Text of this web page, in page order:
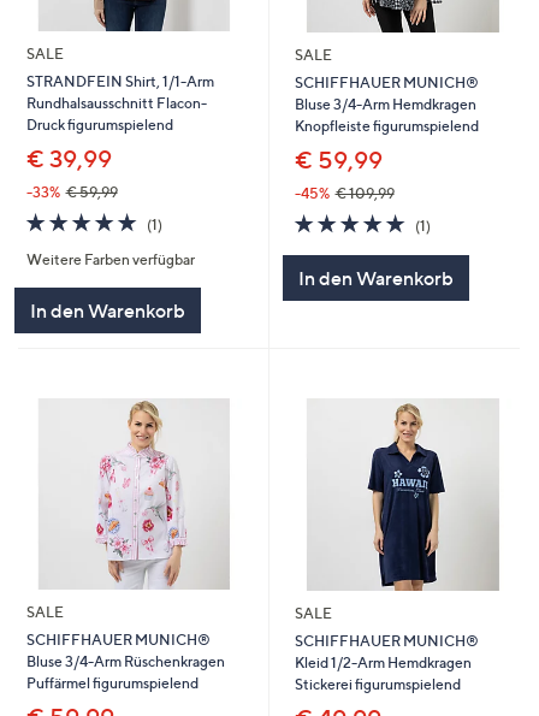
SALE
STRANDFEIN Shirt, 1/1-Arm
Rundhalsausschnitt Flacon-
Druck figurumspielend
€ 39,99
-33% € 59,99
5.0
von
5
(1)1
Weitere Farben verfügbar
In den Warenkorb
SALE
SCHIFFHAUER MUNICH®
Bluse 3/4-Arm Hemdkragen
Knopfleiste figurumspielend
€ 59,99
-45% € 109,99
5.0
von
(1)1
In den Warenkorb
SALE
SCHIFFHAUER MUNICH®
Bluse 3/4-Arm Rüschenkragen
Puffärmel figurumspielend
SALE
SCHIFFHAUER MUNICH®
Kleid 1/2-Arm Hemdkragen
Stickerei figurumspielend